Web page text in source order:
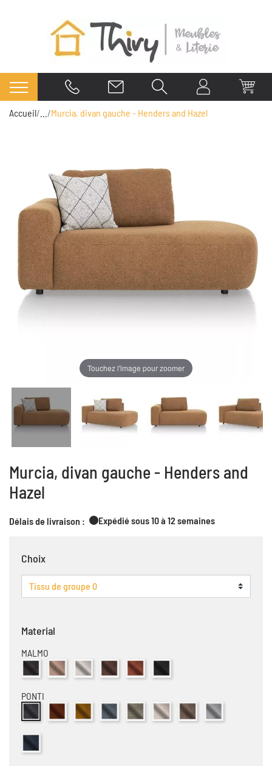
Accueil Murcia, divan gauche - Henders and Hazel
Touchez l'image pour zoomer
Murcia, divan gauche - Henders and
Hazel
Délais de livraison : Expédié sous 10 à 12 semaines
Choix
Material
MALMO
Tissu Malmo Anthracite
Tissu Malmo Camel
Tissu Malmo Creme
Tissu Malmo Espresso
Tissu Malmo Cuivre
Tissu Malmo Moir
PONTI
Tissu Ponti Anthracite
Tissu Ponti Cuivre
Tissu Ponti Ocre
Tissu Ponti Sky Blue
Tissu Ponti Olive
Tissu Ponti Creme
Tissu Ponti Marron
Tissu Ponti Ice
Tissu Ponti Bleu Fonce